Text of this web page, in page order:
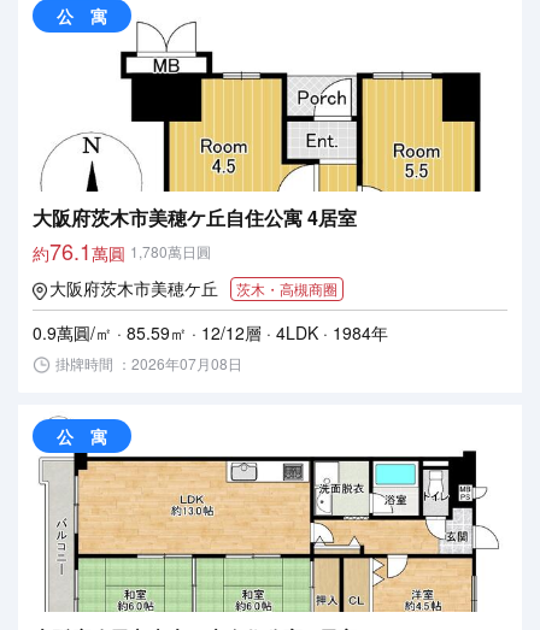
公 寓
大阪府茨木市美穂ケ丘自住公寓 4居室
約76.1萬圓 1,780萬日圓
大阪府茨木市美穂ケ丘 茨木・高槻商圈
0.9萬圓/㎡ · 85.59㎡ · 12/12層 · 4LDK · 1984年
掛牌時間 ：2026年07月08日
公 寓